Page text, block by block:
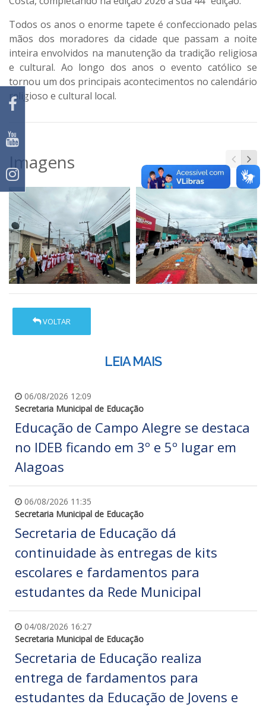
Todos os anos o enorme tapete é confeccionado pelas
mãos dos moradores da cidade que passam a noite
inteira envolvidos na manutenção da tradição religiosa
e cultural. Ao longo dos anos o evento católico se
tornou um dos principais acontecimentos no calendário
religioso e cultural local.
Imagens
VOLTAR
LEIA MAIS
06/08/2026 12:09
Secretaria Municipal de Educação
Educação de Campo Alegre se destaca
no IDEB ficando em 3º e 5º lugar em
Alagoas
06/08/2026 11:35
Secretaria Municipal de Educação
Secretaria de Educação dá
continuidade às entregas de kits
escolares e fardamentos para
estudantes da Rede Municipal
04/08/2026 16:27
Secretaria Municipal de Educação
Secretaria de Educação realiza
entrega de fardamentos para
estudantes da Educação de Jovens e